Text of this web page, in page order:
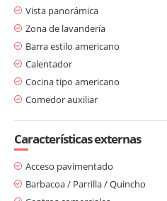
Vista panorámica
Zona de lavandería
Barra estilo americano
Calentador
Cocina tipo americano
Comedor auxiliar
Características externas
Acceso pavimentado
Barbacoa / Parrilla / Quincho